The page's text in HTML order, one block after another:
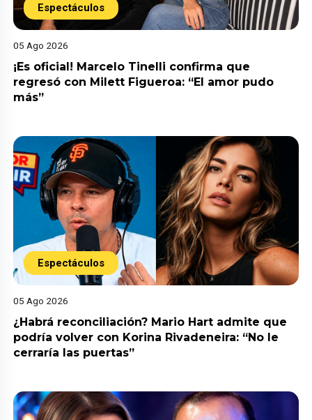
Espectáculos
05 Ago 2026
¡Es oficial! Marcelo Tinelli confirma que
regresó con Milett Figueroa: “El amor pudo
más”
Espectáculos
05 Ago 2026
¿Habrá reconciliación? Mario Hart admite que
podría volver con Korina Rivadeneira: “No le
cerraría las puertas”